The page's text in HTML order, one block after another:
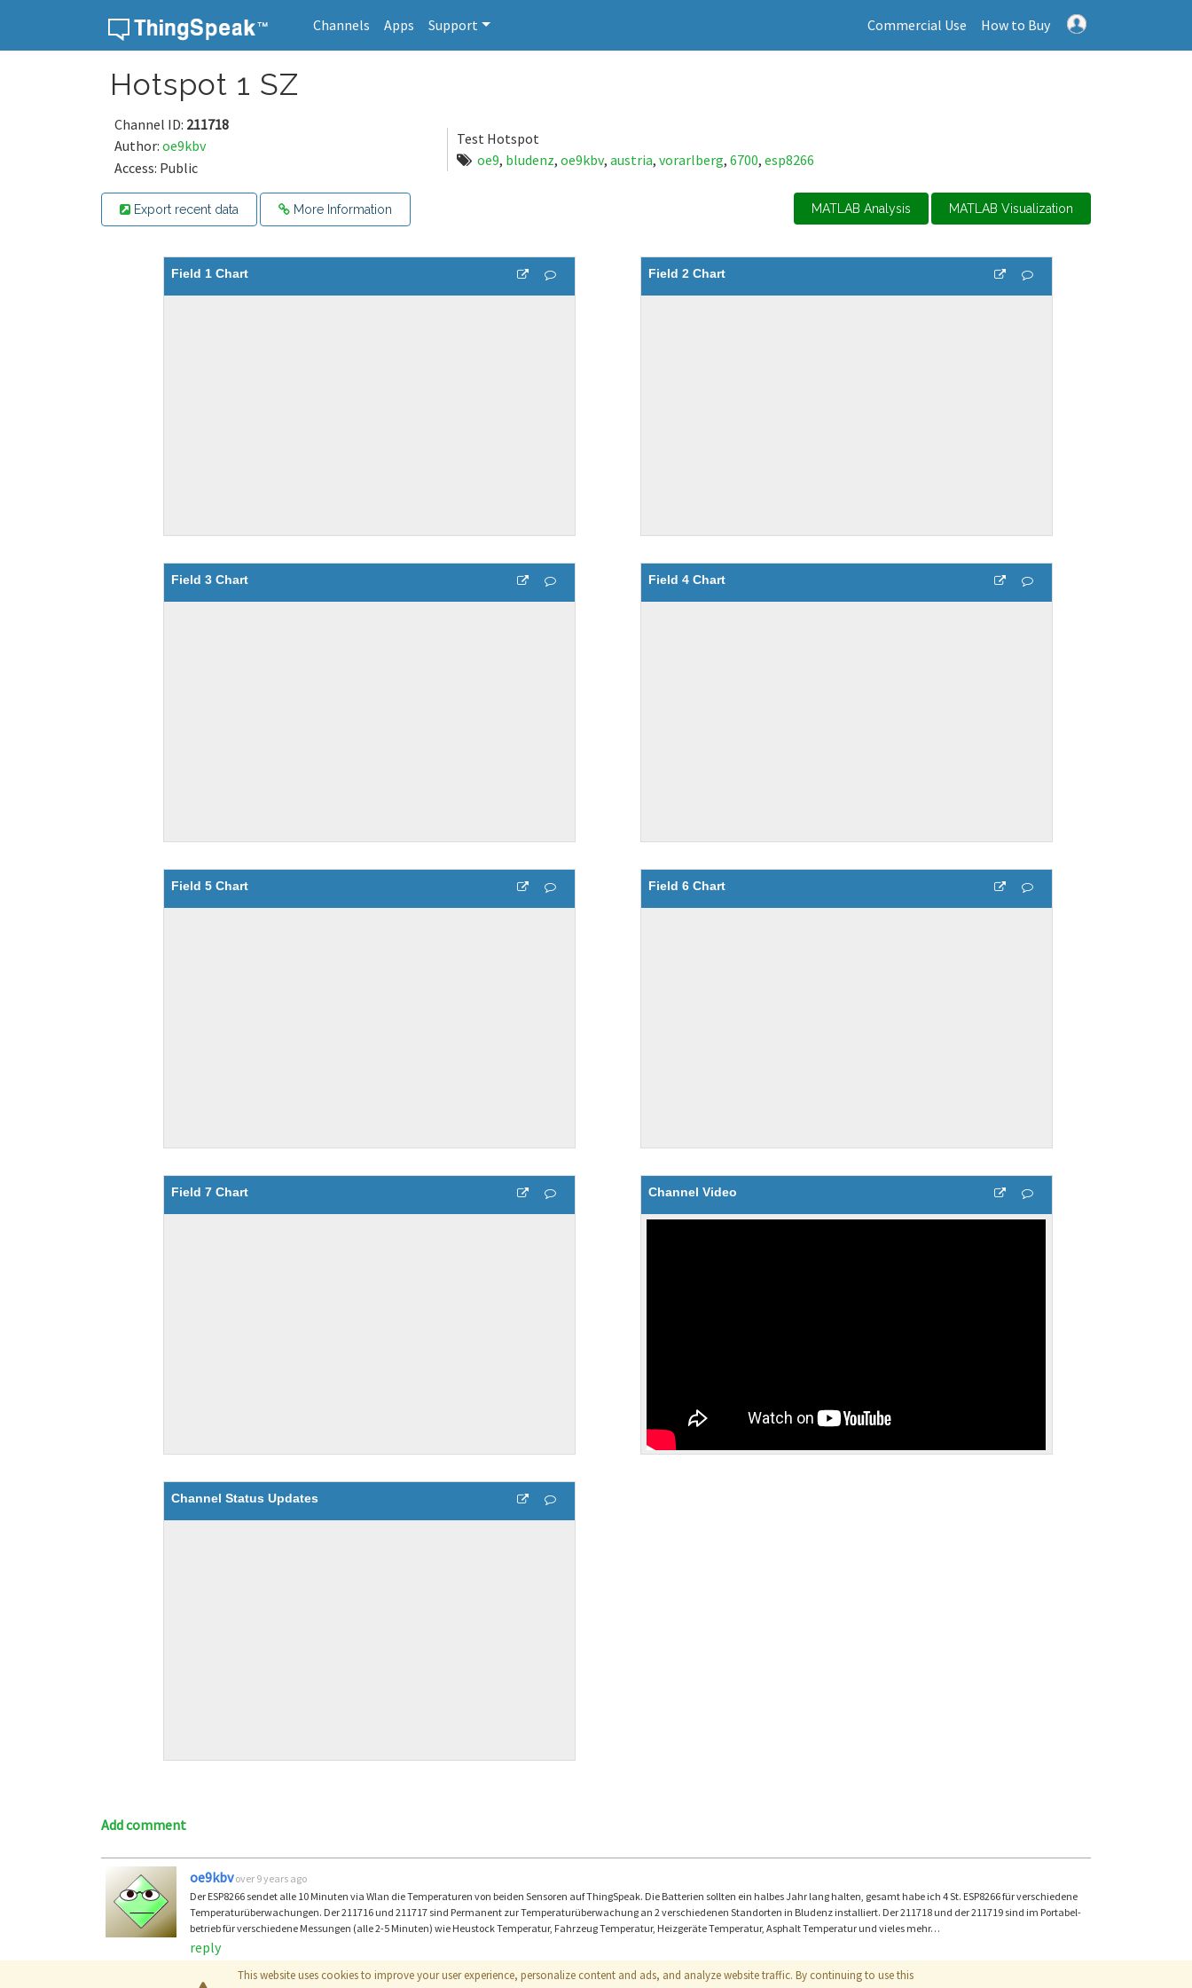
Channels Apps Support Commercial Use How to Buy
Hotspot 1 SZ
Channel ID: 211718
Author: oe9kbv
Access: Public
Test Hotspot
oe9, bludenz, oe9kbv, austria, vorarlberg, 6700, esp8266
Export recent data More Information MATLAB Analysis MATLAB Visualization
Field 1 Chart Field 2 Chart
Field 3 Chart Field 4 Chart
Field 5 Chart Field 6 Chart
Field 7 Chart Channel Video
Channel Status Updates
Add comment
oe9kbv over 9 years ago
Der ESP8266 sendet alle 10 Minuten via Wlan die Temperaturen von beiden Sensoren auf ThingSpeak. Die Batterien sollten ein halbes Jahr lang halten, gesamt habe ich 4 St. ESP8266 für verschiedene
Temperaturüberwachungen. Der 211716 und 211717 sind Permanent zur Temperaturüberwachung an 2 verschiedenen Standorten in Bludenz installiert. Der 211718 und der 211719 sind im Portabel-
betrieb für verschiedene Messungen (alle 2-5 Minuten) wie Heustock Temperatur, Fahrzeug Temperatur, Heizgeräte Temperatur, Asphalt Temperatur und vieles mehr…
reply
This website uses cookies to improve your user experience, personalize content and ads, and analyze website traffic. By continuing to use this